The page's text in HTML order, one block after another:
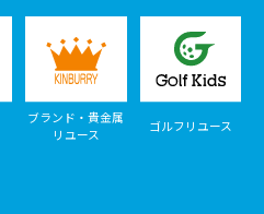
ブランド・貴金属
リユース
ゴルフリユース